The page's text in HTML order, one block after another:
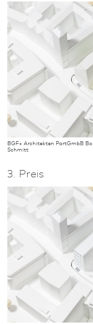
BGF+ Architekten PartGmbB
Schmitt
3. Preis